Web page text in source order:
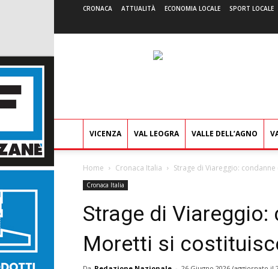
CRONACA ATTUALITÀ ECONOMIA LOCALE SPORT LOCALE
VICENZA VAL LEOGRA VALLE DELL’AGNO
Home Cronaca Italia Strage di Viareggio:
Cronaca Italia
Strage di
Moretti si